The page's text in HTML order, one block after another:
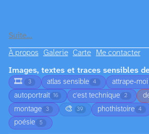
Suite…
À propos Galerie Carte Me contacter
Images, textes et traces sensibles
🎞️
3 atlas sensible 4 attrape-moi
autoportrait 16 c'est technique 2
montage 3 🎨 39 phothistoire 4
poésie 5